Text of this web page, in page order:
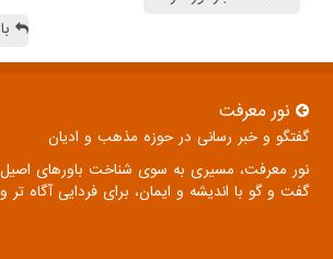
نور معرفت
گفتگو و خبر رسانی در حوزه مذهب و ادیان
نور معرفت، مسیری به سوی شناخت باورهای
گفت و گو با اندیشه و ایمان، برای فردایی آگاه تر